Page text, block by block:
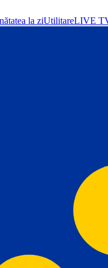
la ziUtilitareLIVE